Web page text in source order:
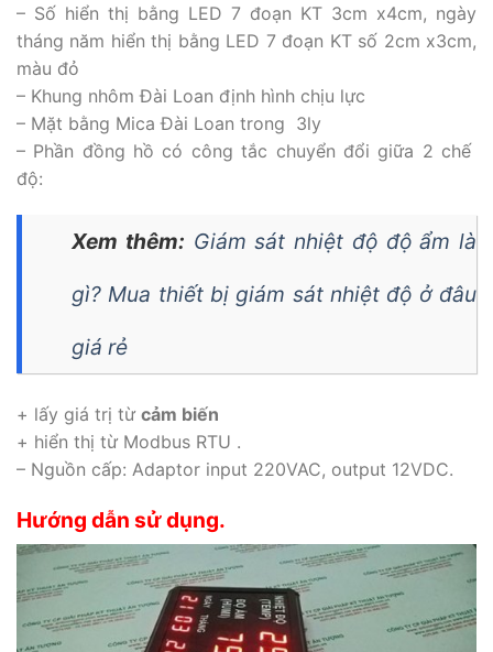
– Số hiển thị bằng LED 7 đoạn KT 3cm x4cm, ngày
tháng năm hiển thị bằng LED 7 đoạn KT số 2cm x3cm,
màu đỏ
– Khung nhôm Đài Loan định hình chịu lực
– Mặt bằng Mica Đài Loan trong 3ly
– Phần đồng hồ có công tắc chuyển đổi giữa 2 chế
độ:
Xem thêm: Giám sát nhiệt độ độ ẩm là
gì? Mua thiết bị giám sát nhiệt độ ở đâu
giá rẻ
+ lấy giá trị từ cảm biến
+ hiển thị từ Modbus RTU .
– Nguồn cấp: Adaptor input 220VAC, output 12VDC.
Hướng dẫn sử dụng.